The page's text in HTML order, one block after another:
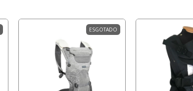
ESGOTADO